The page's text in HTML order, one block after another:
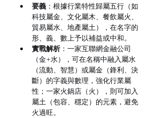
要義 ：根據行業特性歸屬五行（如
科技屬金、文化屬木、餐飲屬火、
貿易屬水、地產屬土），在名字的
形、義、數上予以補益或中和。
實戰解析 ：一家互聯網金融公司
（金+水），可在名稱中融入屬水
（流動、智慧）或屬金（鋒利、決
斷）的字義與數理，強化行業屬
性；一家火鍋店（火），則可加入
屬土（包容、穩定）的元素，避免
火過旺。